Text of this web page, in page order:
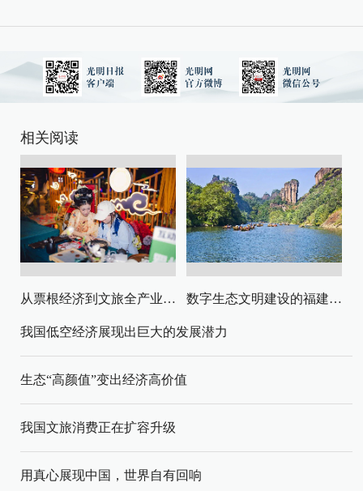
相关阅读
从票根经济到文旅全产业链升级 数字生态文明建设的福建路径与启示
我国低空经济展现出巨大的发展潜力
生态“高颜值”变出经济高价值
我国文旅消费正在扩容升级
用真心展现中国，世界自有回响